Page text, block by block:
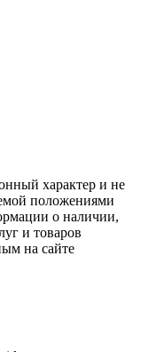
характер и не
положениями
о наличии,
и товаров
на сайте